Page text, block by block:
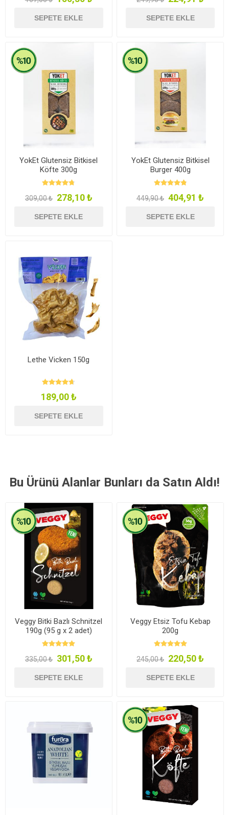
SEPETE EKLE SEPETE EKLE
YokEt Glutensiz Bitkisel
Köfte 300g
309,00 ₺ 278,10 ₺
SEPETE EKLE
YokEt Glutensiz Bitkisel
Burger 400g
449,90 ₺ 404,91 ₺
SEPETE EKLE
Lethe Vicken 150g
189,00 ₺
SEPETE EKLE
Bu Ürünü Alanlar Bunları da Satın Aldı!
Veggy Bitki Bazlı Schnitzel
190g (95 g x 2 adet)
335,00 ₺ 301,50 ₺
SEPETE EKLE
Veggy Etsiz Tofu Kebap
200g
245,00 ₺ 220,50 ₺
SEPETE EKLE